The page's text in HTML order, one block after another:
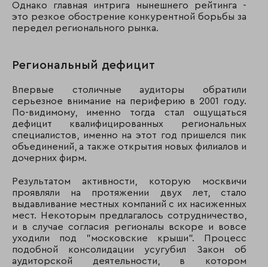
Однако главная интрига нынешнего рейтинга -
это резкое обострение конкурентной борьбы за
передел регионального рынка.
Региональный дефицит
Впервые столичные аудиторы обратили
серьезное внимание на периферию в 2001 году.
По-видимому, именно тогда стал ощущаться
дефицит квалифицированных региональных
специалистов, именно на этот год пришелся пик
объединений, а также открытия новых филиалов и
дочерних фирм.
Результатом активности, которую москвичи
проявляли на протяжении двух лет, стало
выдавливание местных компаний с их насиженных
мест. Некоторым предлагалось сотрудничество,
и в случае согласия регионалы вскоре и вовсе
уходили под "московские крыши". Процесс
подобной консолидации усугубил Закон об
аудиторской деятельности, в котором